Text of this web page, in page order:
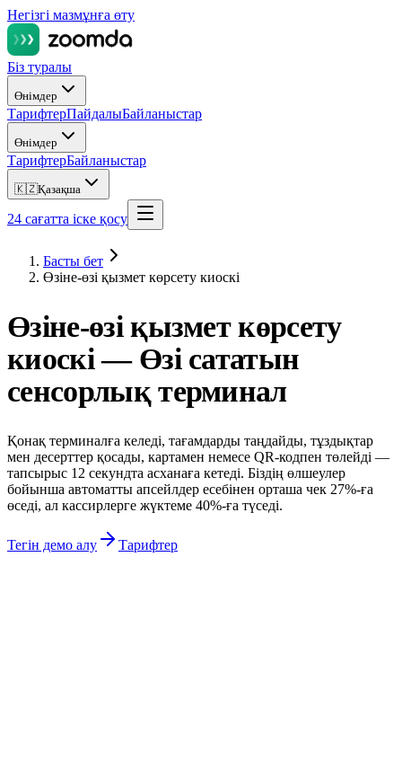
Негізгі мазмұнға өту
Біз туралы
Өнімдер
ТарифтерПайдалыБайланыстар
Өнімдер
ТарифтерБайланыстар
🇰🇿Қазақша
24 сағатта іске қосу
Басты бет
Өзіне-өзі қызмет көрсету киоскі
Өзіне-өзі қызмет көрсету
киоскі — Өзі сататын
сенсорлық терминал
Қонақ терминалға келеді, тағамдарды таңдайды, тұздықтар
мен десерттер қосады, картамен немесе QR-кодпен төлейді —
тапсырыс 12 секундта асханаға кетеді. Біздің өлшеулер
бойынша автоматты апсейлдер есебінен орташа чек 27%-ға
өседі, ал кассирлерге жүктеме 40%-ға түседі.
Тегін демо алу Тарифтер